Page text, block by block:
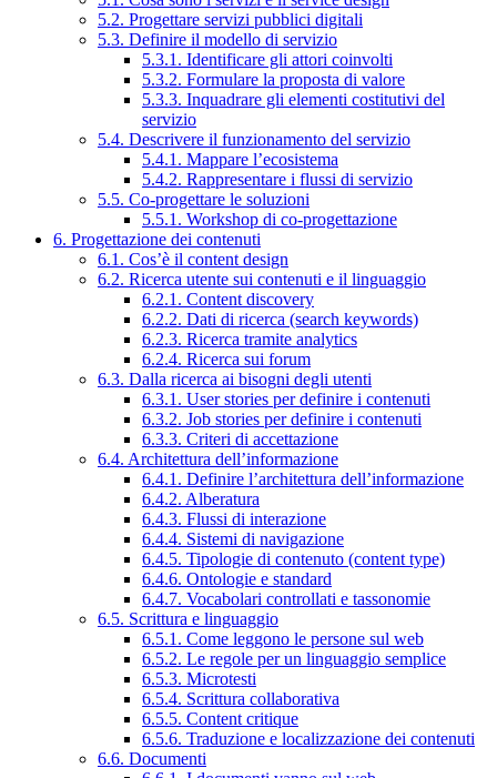
5.2. Progettare servizi pubblici digitali
5.3. Definire il modello di servizio
5.3.1. Identificare gli attori coinvolti
5.3.2. Formulare la proposta di valore
5.3.3. Inquadrare gli elementi costitutivi del
servizio
5.4. Descrivere il funzionamento del servizio
5.4.1. Mappare l’ecosistema
5.4.2. Rappresentare i flussi di servizio
5.5. Co-progettare le soluzioni
5.5.1. Workshop di co-progettazione
6. Progettazione dei contenuti
6.1. Cos’è il content design
6.2. Ricerca utente sui contenuti e il linguaggio
6.2.1. Content discovery
6.2.2. Dati di ricerca (search keywords)
6.2.3. Ricerca tramite analytics
6.2.4. Ricerca sui forum
6.3. Dalla ricerca ai bisogni degli utenti
6.3.1. User stories per definire i contenuti
6.3.2. Job stories per definire i contenuti
6.3.3. Criteri di accettazione
6.4. Architettura dell’informazione
6.4.1. Definire l’architettura dell’informazione
6.4.2. Alberatura
6.4.3. Flussi di interazione
6.4.4. Sistemi di navigazione
6.4.5. Tipologie di contenuto (content type)
6.4.6. Ontologie e standard
6.4.7. Vocabolari controllati e tassonomie
6.5. Scrittura e linguaggio
6.5.1. Come leggono le persone sul web
6.5.2. Le regole per un linguaggio semplice
6.5.3. Microtesti
6.5.4. Scrittura collaborativa
6.5.5. Content critique
6.5.6. Traduzione e localizzazione dei contenuti
6.6. Documenti